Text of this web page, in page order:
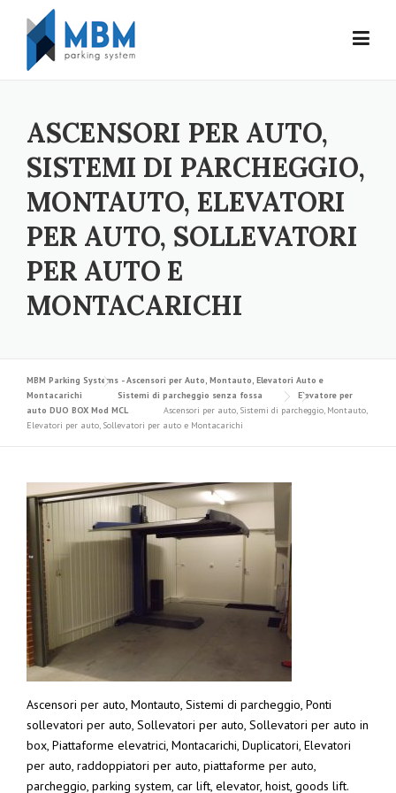
Skip to content
ASCENSORI PER AUTO,
SISTEMI DI PARCHEGGIO,
MONTAUTO, ELEVATORI
PER AUTO, SOLLEVATORI
PER AUTO E
MONTACARICHI
MBM Parking Systems - Ascensori per Auto, Montauto, Elevatori Auto e
Montacarichi
Sistemi di parcheggio senza fossa
Elevatore per
auto DUO BOX Mod MCL
Ascensori per auto, Sistemi di parcheggio, Montauto,
Elevatori per auto, Sollevatori per auto e Montacarichi
Ascensori per auto, Montauto, Sistemi di parcheggio, Ponti
sollevatori per auto, Sollevatori per auto, Sollevatori per auto in
box, Piattaforme elevatrici, Montacarichi, Duplicatori, Elevatori
per auto, raddoppiatori per auto, piattaforme per auto,
parcheggio, parking system, car lift, elevator, hoist, goods lift.